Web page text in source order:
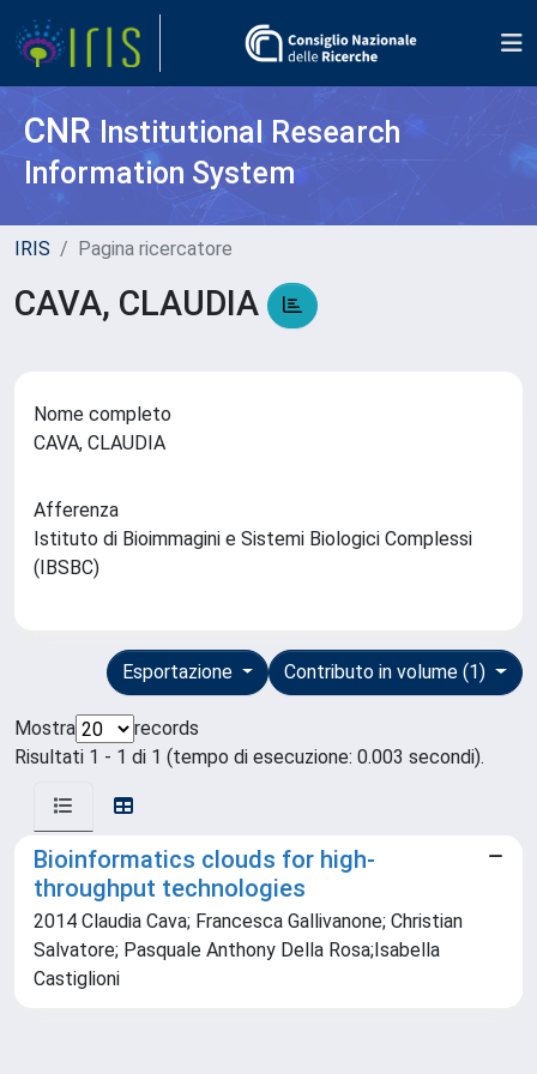
CNR Institutional Research
Information System
IRIS Pagina ricercatore
CAVA, CLAUDIA
Nome completo
CAVA, CLAUDIA
Afferenza
Istituto di Bioimmagini e Sistemi Biologici Complessi
(IBSBC)
Contributo in volume (1)
Esportazione
Mostra
records
Risultati 1 - 1 di 1 (tempo di esecuzione: 0.003 secondi).
Bioinformatics clouds for high-
throughput technologies
2014 Claudia Cava; Francesca Gallivanone; Christian
Salvatore; Pasquale Anthony Della Rosa;Isabella
Castiglioni